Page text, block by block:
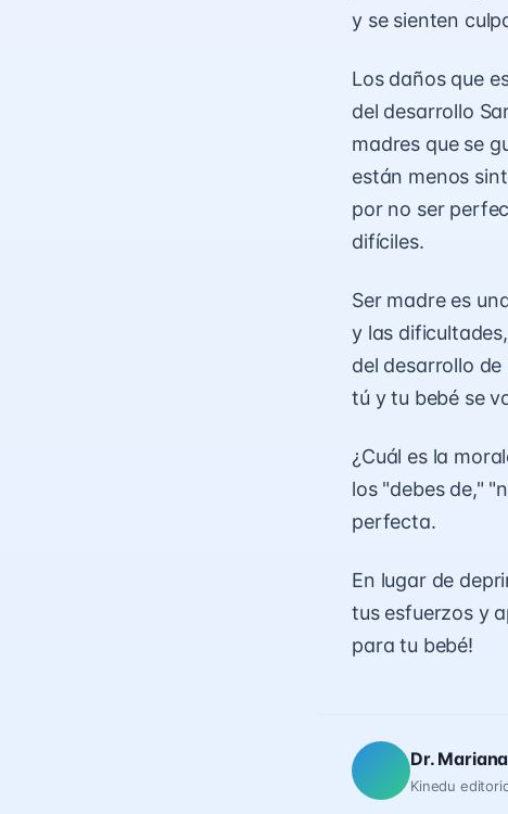
y se sienten
Los daños que
del desarrollo
madres que se
están menos
por no ser
difíciles.
Ser madre es
y las
del desarrollo
tú y tu bebé se
¿Cuál es la
los "debes de,"
perfecta.
En lugar de
tus esfuerzos y
para tu bebé!
Dr.
Kinedu